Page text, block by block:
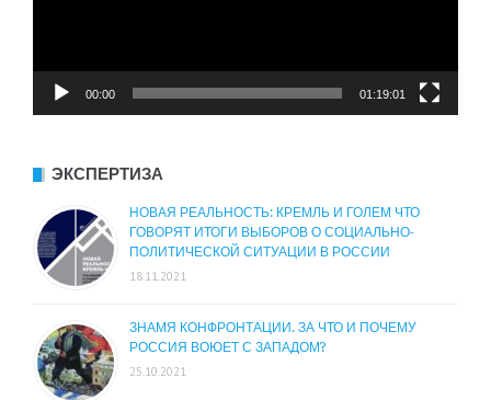
00:00 01:19:01
ЭКСПЕРТИЗА
НОВАЯ РЕАЛЬНОСТЬ: КРЕМЛЬ И ГОЛЕМ ЧТО
ГОВОРЯТ ИТОГИ ВЫБОРОВ О СОЦИАЛЬНО-
ПОЛИТИЧЕСКОЙ СИТУАЦИИ В РОССИИ
18.11.2021
ЗНАМЯ КОНФРОНТАЦИИ. ЗА ЧТО И ПОЧЕМУ
РОССИЯ ВОЮЕТ С ЗАПАДОМ?
25.10.2021